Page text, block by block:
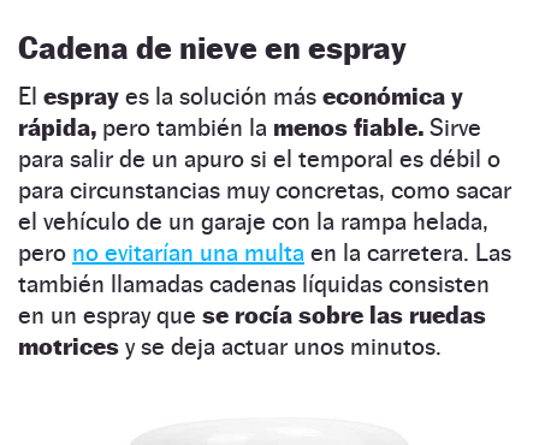
Cadena de nieve en espray
El espray es la solución más económica y
rápida, pero también la menos fiable. Sirve
para salir de un apuro si el temporal es débil o
para circunstancias muy concretas, como sacar
el vehículo de un garaje con la rampa helada,
pero no evitarían una multa en la carretera. Las
también llamadas cadenas líquidas consisten
en un espray que se rocía sobre las ruedas
motrices y se deja actuar unos minutos.